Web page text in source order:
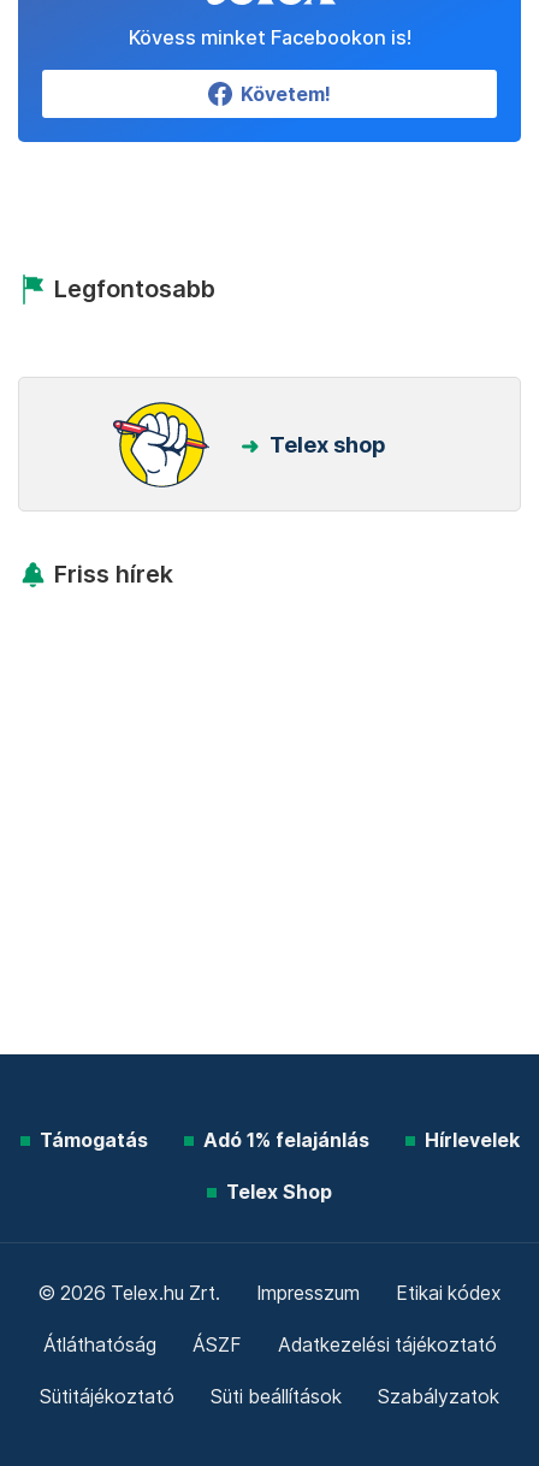
Kövess minket Facebookon is!
Követem!
Legfontosabb
Telex shop
Friss hírek
Támogatás Adó 1% felajánlás Hírlevelek
Telex Shop
© 2026 Telex.hu Zrt. Impresszum Etikai kódex
Átláthatóság ÁSZF Adatkezelési tájékoztató
Sütitájékoztató Süti beállítások Szabályzatok